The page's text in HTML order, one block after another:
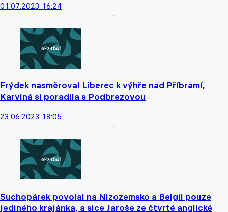
01.07.2023 16:24
Frýdek nasměroval Liberec k výhře nad Příbramí,
Karviná si poradila s Podbrezovou
23.06.2023 18:05
Suchopárek povolal na Nizozemsko a Belgii pouze
jediného krajánka, a sice Jaroše ze čtvrté anglické